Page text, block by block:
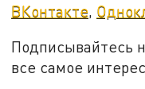
ВКонтакте
Подписывайтесь
все самое